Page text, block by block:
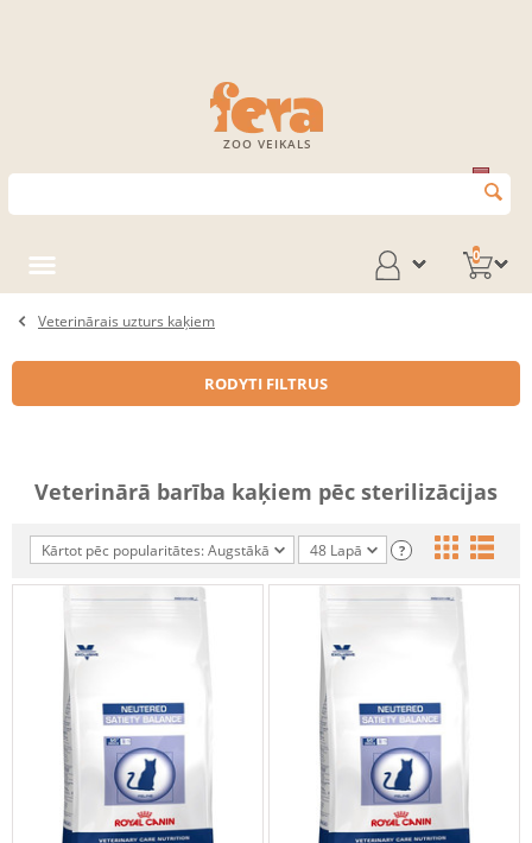
ZOO VEIKALS
0
Veterinārais uzturs kaķiem
RODYTI FILTRUS
Veterinārā barība kaķiem pēc sterilizācijas
Kārtot pēc popularitātes: Augstākā 48 Lapā ?